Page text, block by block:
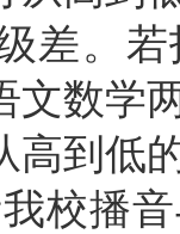
差。
文数学
高到低
校播